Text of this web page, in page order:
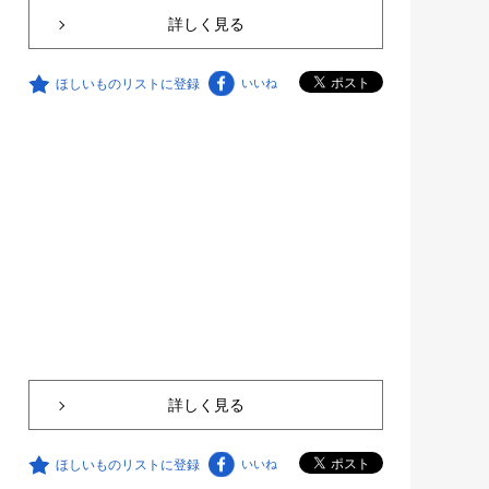
詳しく見る
ほしいものリストに登録 いいね
詳しく見る
ほしいものリストに登録 いいね